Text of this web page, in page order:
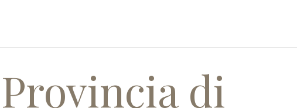
di